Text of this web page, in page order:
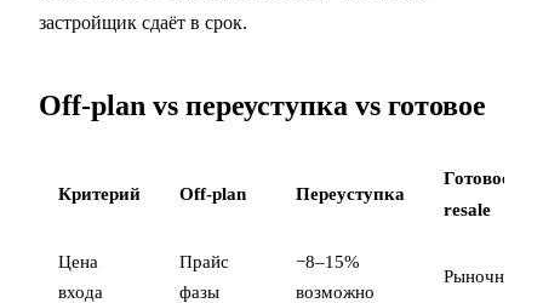
застройщик сдаёт в срок.
Off-plan vs переуступка vs готовое
Критерий Off-plan Переуступка
Готовое
resale
Цена
входа
Прайс
фазы
−8–15%
возможно
Рыночная